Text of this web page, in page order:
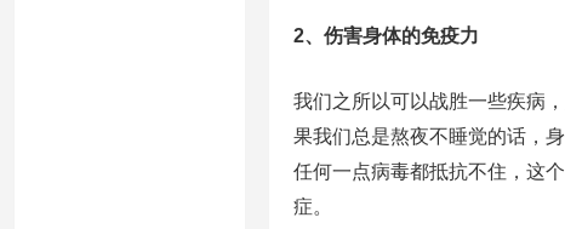
2、伤害身体的免疫力
我们之所以可以战胜一些疾病
果我们总是熬夜不睡觉的话，
任何一点病毒都抵抗不住，这
症。